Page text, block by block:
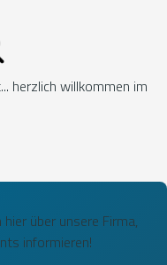
herzlich willkommen im
über unsere Firma,
informieren!